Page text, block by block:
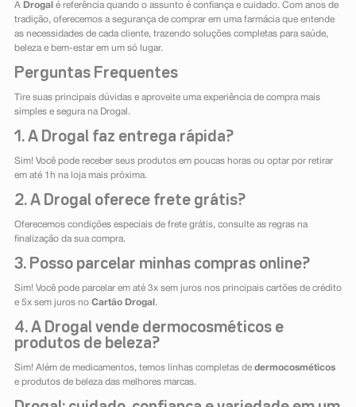
A Drogal é referência quando o assunto é confiança e cuidado. Com anos de
tradição, oferecemos a segurança de comprar em uma farmácia que entende
as necessidades de cada cliente, trazendo soluções completas para saúde,
beleza e bem-estar em um só lugar.
Perguntas Frequentes
Tire suas principais dúvidas e aproveite uma experiência de compra mais
simples e segura na Drogal.
1. A Drogal faz entrega rápida?
Sim! Você pode receber seus produtos em poucas horas ou optar por retirar
em até 1h na loja mais próxima.
2. A Drogal oferece frete grátis?
Oferecemos condições especiais de frete grátis, consulte as regras na
finalização da sua compra.
3. Posso parcelar minhas compras online?
Sim! Você pode parcelar em até 3x sem juros nos principais cartões de crédito
e 5x sem juros no Cartão Drogal .
4. A Drogal vende dermocosméticos e
produtos de beleza?
Sim! Além de medicamentos, temos linhas completas de dermocosméticos
e produtos de beleza das melhores marcas.